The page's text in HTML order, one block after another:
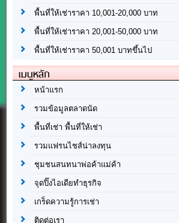
พื้นที่ให้เช่าราคา 10,001-20,000 บาท
พื้นที่ให้เช่าราคา 20,001-50,000 บาท
พื้นที่ให้เช่าราคา 50,001 บาทขึ้นไป
เมนูหลัก
หน้าแรก
รวมข้อมูลตลาดนัด
พื้นที่เช่า พื้นที่ให้เช่า
รวมแฟรนไชส์น่าลงทุน
ชุมชนสนทนาพ่อค้าแม่ค้า
จุดปิ๊งไอเดียทำธุรกิจ
เกร็ดความรู้การเช่า
ติดต่อเรา